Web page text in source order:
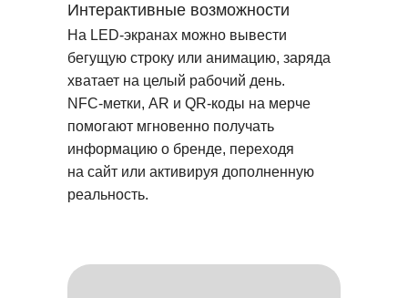
Интерактивные возможности
На LED-экранах можно вывести
бегущую строку или анимацию, заряда
хватает на целый рабочий день.
NFC-метки, AR и QR-коды на мерче
помогают мгновенно получать
информацию о бренде, переходя
на сайт или активируя дополненную
реальность.